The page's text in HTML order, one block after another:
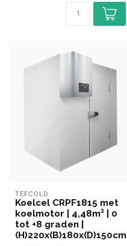
TEFCOLD
Koelcel CRPF1815 met
koelmotor | 4,48m³ | 0
tot +8 graden |
(H)220x(B)180x(D)150cm